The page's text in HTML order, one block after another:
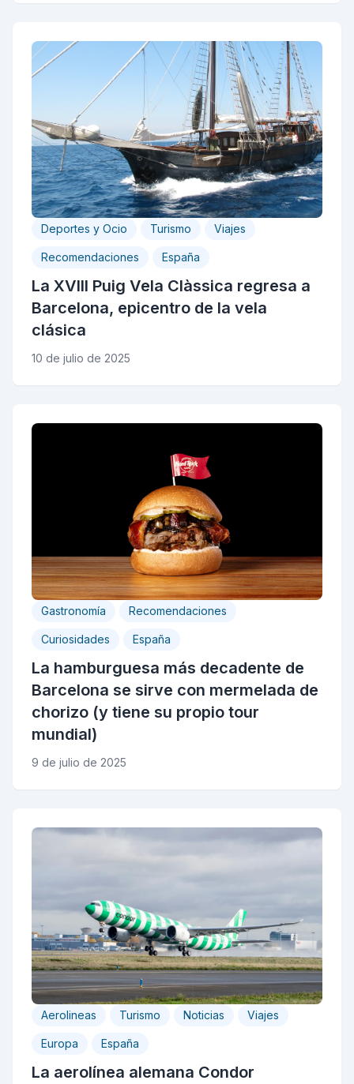
Deportes y Ocio Turismo Viajes
Recomendaciones España
La XVIII Puig Vela Clàssica regresa a
Barcelona, epicentro de la vela
clásica
10 de julio de 2025
Gastronomía Recomendaciones
Curiosidades España
La hamburguesa más decadente de
Barcelona se sirve con mermelada de
chorizo (y tiene su propio tour
mundial)
9 de julio de 2025
Aerolineas Turismo Noticias Viajes
Europa España
La aerolínea alemana Condor